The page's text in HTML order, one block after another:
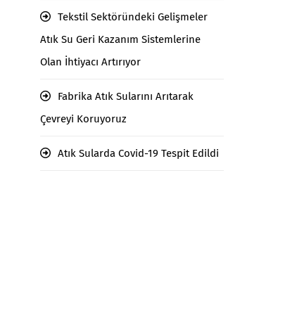
Tekstil Sektöründeki Gelişmeler
Atık Su Geri Kazanım Sistemlerine
Olan İhtiyacı Artırıyor
Fabrika Atık Sularını Arıtarak
Çevreyi Koruyoruz
Atık Sularda Covid-19 Tespit Edildi